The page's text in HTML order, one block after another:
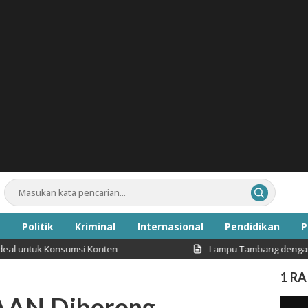
Politik Kriminal Internasional Pendidikan
Konten Lampu Tambang dengan
1